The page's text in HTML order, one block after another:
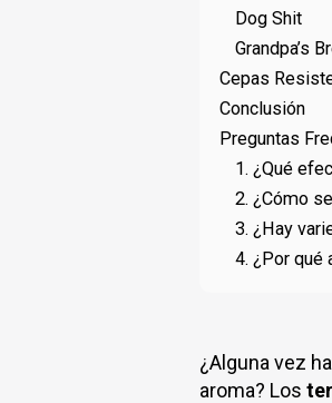
Dog Shit
Grandpa’s
Cepas
Conclusión
Preguntas
1. ¿Qué
2. ¿Cómo
3. ¿Hay
4. ¿Por qué
¿Alguna vez
aroma? Los